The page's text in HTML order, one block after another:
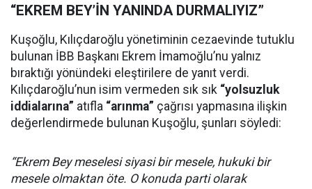
“EKREM BEY’İN YANINDA DURMALIYIZ”
Kuşoğlu, Kılıçdaroğlu yönetiminin cezaevinde tutuklu
bulunan İBB Başkanı Ekrem İmamoğlu’nu yalnız
bıraktığı yönündeki eleştirilere de yanıt verdi.
Kılıçdaroğlu’nun isim vermeden sık sık “yolsuzluk
iddialarına” atıfla “arınma” çağrısı yapmasına ilişkin
değerlendirmede bulunan Kuşoğlu, şunları söyledi:
“Ekrem Bey meselesi siyasi bir mesele, hukuki bir
mesele olmaktan öte. O konuda parti olarak